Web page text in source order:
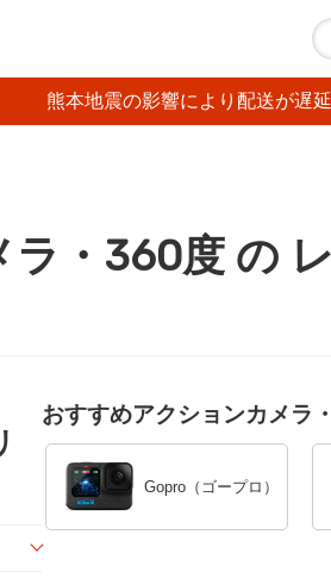
熊本地震の影響により配送が遅
ラ・360度 の
おすすめアクションカメラ
Gopro（ゴープロ）